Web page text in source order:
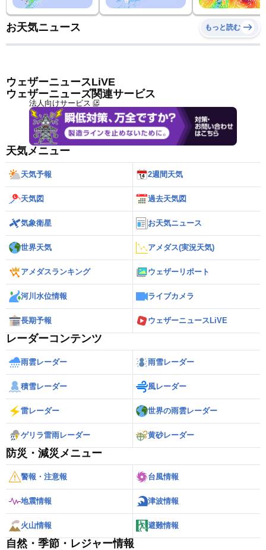
お天気ニュース もっと読む
ウェザーニュースLiVE
ウェザーニューズ関連サービス
法人向けサービス
天気メニュー
天気予報 2週間天気
天気図 過去天気図
気象衛星 お天気ニュース
世界天気 アメダス(実況天気)
アメダスランキング ウェザーリポート
河川水位情報 ライブカメラ
長期予報 ウェザーニュースLiVE
レーダーコンテンツ
雨雲レーダー 雨雪レーダー
積雪レーダー 風レーダー
雷レーダー 世界の雨雲レーダー
ゲリラ雷雨レーダー 黄砂レーダー
防災・減災メニュー
警報・注意報 台風情報
地震情報 津波情報
火山情報 避難情報
自然・季節・レジャー情報